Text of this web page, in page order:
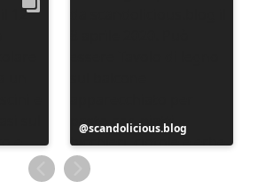
Post
pubblicato
da
scandolicious.blog